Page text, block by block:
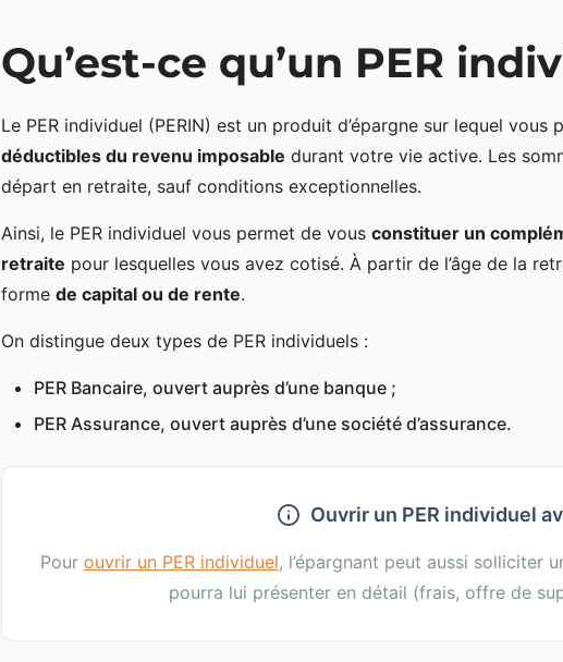
Qu’est-ce qu’un PER
Le PER individuel (PERIN) est un produit d’épargne sur lequel
déductibles du revenu imposable durant votre vie active. Les
départ en retraite, sauf conditions exceptionnelles.
Ainsi, le PER individuel vous permet de vousconstituer un
retraite pour lesquelles vous avez cotisé. À partir de l’âge de la
formede capital ou de rente.
On distingue deux types de PER individuels :
PER Bancaire, ouvert auprès d’une banque ;
PER Assurance, ouvert auprès d’une société d’assurance.
Ouvrir un PER individuel
Pourouvrir un PER individuel, l’épargnant peut aussi solliciter
pourra lui présenter en détail (frais, offre de